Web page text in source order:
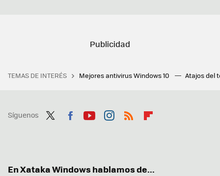
TEMAS DE INTERÉS Mejores antivirus Windows 10 Atajos del
Síguenos
En Xataka Windows hablamos de...